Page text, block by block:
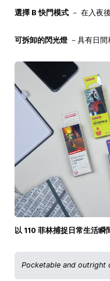
選擇 B 快門模式 － 在入夜
可拆卸的閃光燈 －具有日
以 110 菲林捕捉日常生活瞬
Pocketable and outright